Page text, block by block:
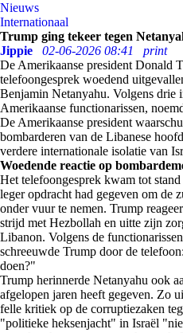
Nieuws
Internationaal
Trump ging tekeer tegen
Jippie
02-06-2026 08:41
print
De Amerikaanse president Donald
telefoongesprek woedend
Benjamin Netanyahu. Volgens drie
Amerikaanse functionarissen,
De Amerikaanse president
bombarderen van de Libanese
verdere internationale isolatie van
Woedende reactie op
Het telefoongesprek kwam tot
leger opdracht had gegeven om
onder vuur te nemen. Trump
strijd met Hezbollah en uitte zijn
Libanon. Volgens de
schreeuwde Trump door de
doen?"
Trump herinnerde Netanyahu ook
afgelopen jaren heeft gegeven. Zo
felle kritiek op de corruptiezaken
"politieke heksenjacht" in Israël